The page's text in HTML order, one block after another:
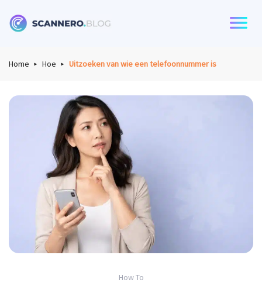
Home Hoe Uitzoeken van wie een telefoonnummer is
How To